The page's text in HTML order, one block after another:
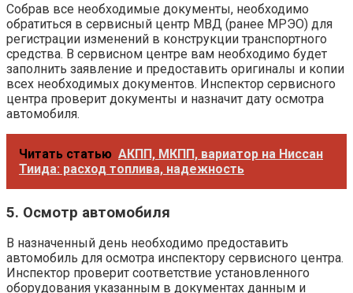
Собрав все необходимые документы, необходимо
обратиться в сервисный центр МВД (ранее МРЭО) для
регистрации изменений в конструкции транспортного
средства. В сервисном центре вам необходимо будет
заполнить заявление и предоставить оригиналы и копии
всех необходимых документов. Инспектор сервисного
центра проверит документы и назначит дату осмотра
автомобиля.
Читать статью АКПП, МКПП, вариатор на Ниссан
Тиида: расход топлива, надежность
5. Осмотр автомобиля
В назначенный день необходимо предоставить
автомобиль для осмотра инспектору сервисного центра.
Инспектор проверит соответствие установленного
оборудования указанным в документах данным и